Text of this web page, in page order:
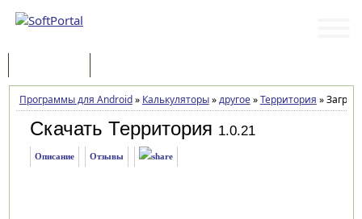
Программы для Android» Калькуляторы»другое»Территория »
Скачать Территория 1.0.21
Описание Отзывы